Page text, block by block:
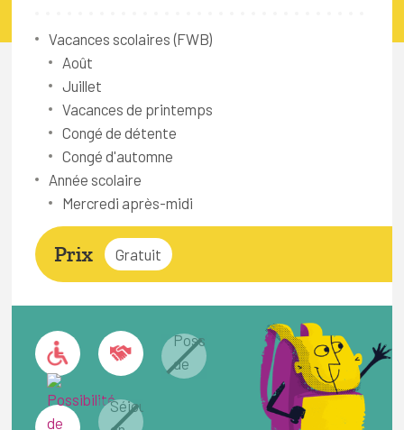
Vacances scolaires (FWB)
Août
Juillet
Vacances de printemps
Congé de détente
Congé d'automne
Année scolaire
Mercredi après-midi
Prix Gratuit